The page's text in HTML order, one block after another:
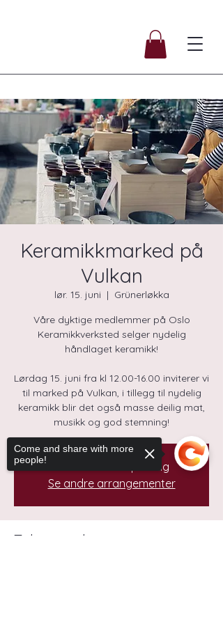
Keramikkmarked på
Vulkan
lør. 15. juni
  |
Grünerløkka
Våre dyktige medlemmer på Oslo
Keramikkverksted selger nydelig
håndlaget keramikk!
Lørdag 15. juni fra kl 12.00-16.00 inviterer vi
til marked på Vulkan, i tillegg til nydelig
keramikk blir det også masse deilig mat,
Billetter er ikke på salg
Se andre arrangementer
Tid og sted
Come and share with more
people!